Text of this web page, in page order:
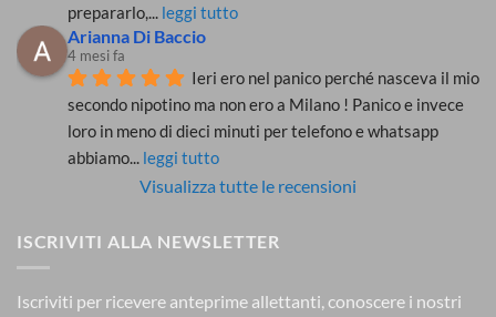
prepararlo,... leggi tutto
Arianna Di Baccio
4 mesi fa
Ieri ero nel panico perché nasceva il mio
secondo nipotino ma non ero a Milano ! Panico e invece
loro in meno di dieci minuti per telefono e whatsapp
abbiamo... leggi tutto
Visualizza tutte le recensioni
ISCRIVITI ALLA NEWSLETTER
Iscriviti per ricevere anteprime allettanti, conoscere i nostri